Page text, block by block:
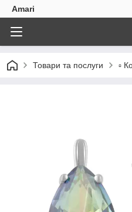
Amari
Товари та послуги ▫️